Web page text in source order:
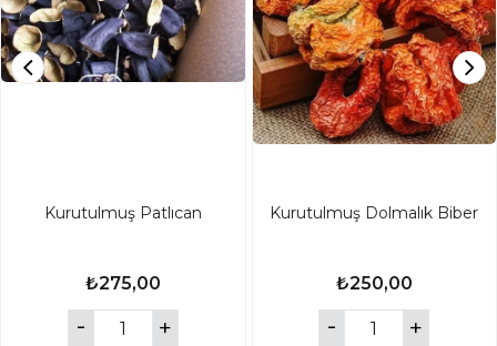
Kurutulmuş Patlıcan
₺275,00
Kurutulmuş Dolmalık Biber
₺250,00